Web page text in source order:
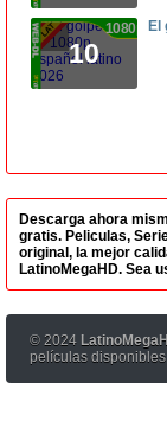
10
1080p El
Descarga ahora
gratis. Peliculas,
original, la mejor
LatinoMegaHD. Sea
© 2024
películas disponibles